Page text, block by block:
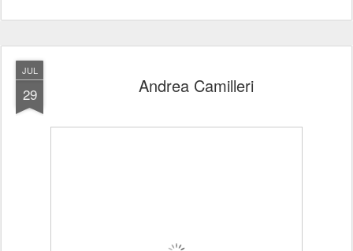
JUL
29 Andrea Camilleri